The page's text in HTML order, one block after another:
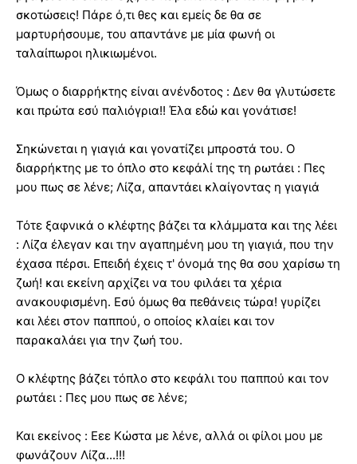
σκοτώσεις! Πάρε ό,τι θες και εμείς δε θα σε
μαρτυρήσουμε, του απαντάνε με μία φωνή οι
ταλαίπωροι ηλικιωμένοι.
Όμως ο διαρρήκτης είναι ανένδοτος : Δεν θα γλυτώσετε
και πρώτα εσύ παλιόγρια!! Έλα εδώ και γονάτισε!
Σηκώνεται η γιαγιά και γονατίζει μπροστά του. Ο
διαρρήκτης με το όπλο στο κεφάλί της τη ρωτάει : Πες
μου πως σε λένε; Λίζα, απαντάει κλαίγοντας η γιαγιά
Τότε ξαφνικά ο κλέφτης βάζει τα κλάμματα και της λέει
: Λίζα έλεγαν και την αγαπημένη μου τη γιαγιά, που την
έχασα πέρσι. Επειδή έχεις τ' όνομά της θα σου χαρίσω τη
ζωή! και εκείνη αρχίζει να του φιλάει τα χέρια
ανακουφισμένη. Εσύ όμως θα πεθάνεις τώρα! γυρίζει
και λέει στον παππού, ο οποίος κλαίει και τον
παρακαλάει για την ζωή του.
Ο κλέφτης βάζει τόπλο στο κεφάλι του παππού και τον
ρωτάει : Πες μου πως σε λένε;
Και εκείνος : Εεε Κώστα με λένε, αλλά οι φίλοι μου με
φωνάζουν Λίζα...!!!